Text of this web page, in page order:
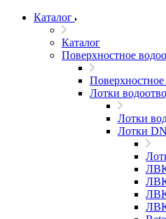
Каталог
Каталог
Поверхностное
Поверхностное
Лотки
Лотки
Лотки